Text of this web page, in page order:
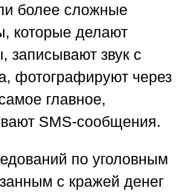
более сложные
которые делают
записывают звук с
фотографируют через
главное,
SMS-сообщения.
по уголовным
с кражей денег